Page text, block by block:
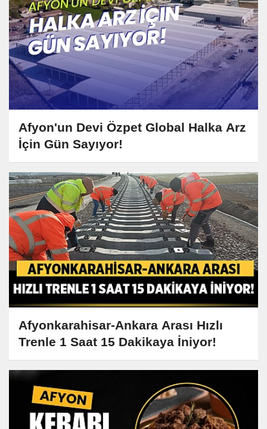
Afyon'un Devi Özpet Global Halka Arz
İçin Gün Sayıyor!
Afyonkarahisar-Ankara Arası Hızlı
Trenle 1 Saat 15 Dakikaya İniyor!